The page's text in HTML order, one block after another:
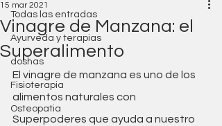
Todas las entradas
Ayurveda y terapias
doshas
Fisioterapia
Osteopatia
Vinagre de Manzana: el
Superalimento
15 mar 2021
El vinagre de manzana es uno de los
alimentos naturales con
Superpoderes que ayuda a nuestro